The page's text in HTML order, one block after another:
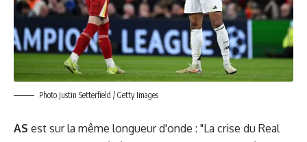
Photo Justin Setterfield / Getty Images
AS est sur la même longueur d'onde : "La crise du Real